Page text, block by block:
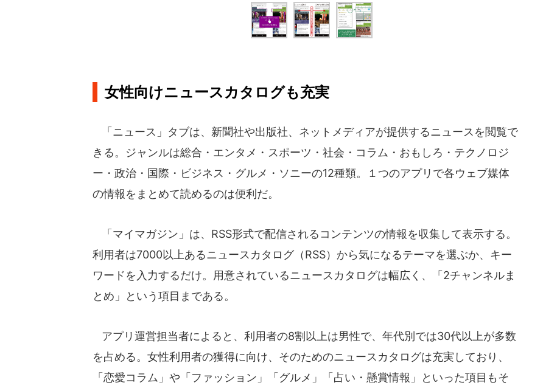
女性向けニュースカタログも充実
「ニュース」タブは、新聞社や出版社、ネットメディアが提供するニュースを閲覧で
きる。ジャンルは総合・エンタメ・スポーツ・社会・コラム・おもしろ・テクノロジ
ー・政治・国際・ビジネス・グルメ・ソニーの12種類。１つのアプリで各ウェブ媒体
の情報をまとめて読めるのは便利だ。
「マイマガジン」は、RSS形式で配信されるコンテンツの情報を収集して表示する。
利用者は7000以上あるニュースカタログ（RSS）から気になるテーマを選ぶか、キー
ワードを入力するだけ。用意されているニュースカタログは幅広く、「2チャンネルま
とめ」という項目まである。
アプリ運営担当者によると、利用者の8割以上は男性で、年代別では30代以上が多数
を占める。女性利用者の獲得に向け、そのためのニュースカタログは充実しており、
「恋愛コラム」や「ファッション」「グルメ」「占い・懸賞情報」といった項目もそ